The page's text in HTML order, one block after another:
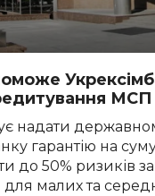
МСП
надати
гарантію на
до 50% ризиків
малих та